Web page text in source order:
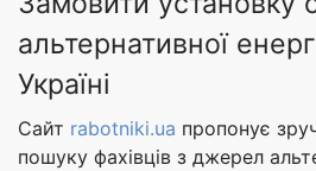
альтернативної
Україні
Сайт rabotniki.ua пропонує
пошуку фахівців з джерел